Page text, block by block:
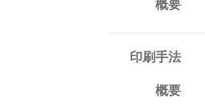
概要
印刷手法
概要